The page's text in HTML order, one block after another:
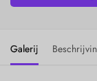
Galerij